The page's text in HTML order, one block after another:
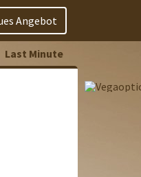
Angebot
Last Minute